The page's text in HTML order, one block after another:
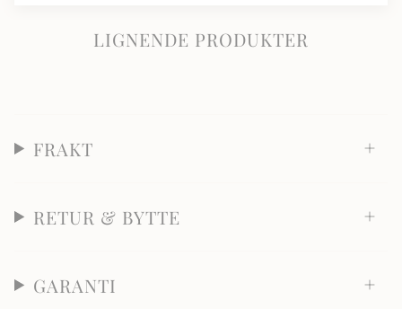
LIGNENDE PRODUKTER
FRAKT
RETUR & BYTTE
GARANTI